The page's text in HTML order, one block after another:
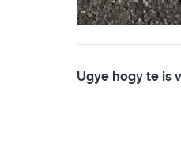
Ugye hogy te is